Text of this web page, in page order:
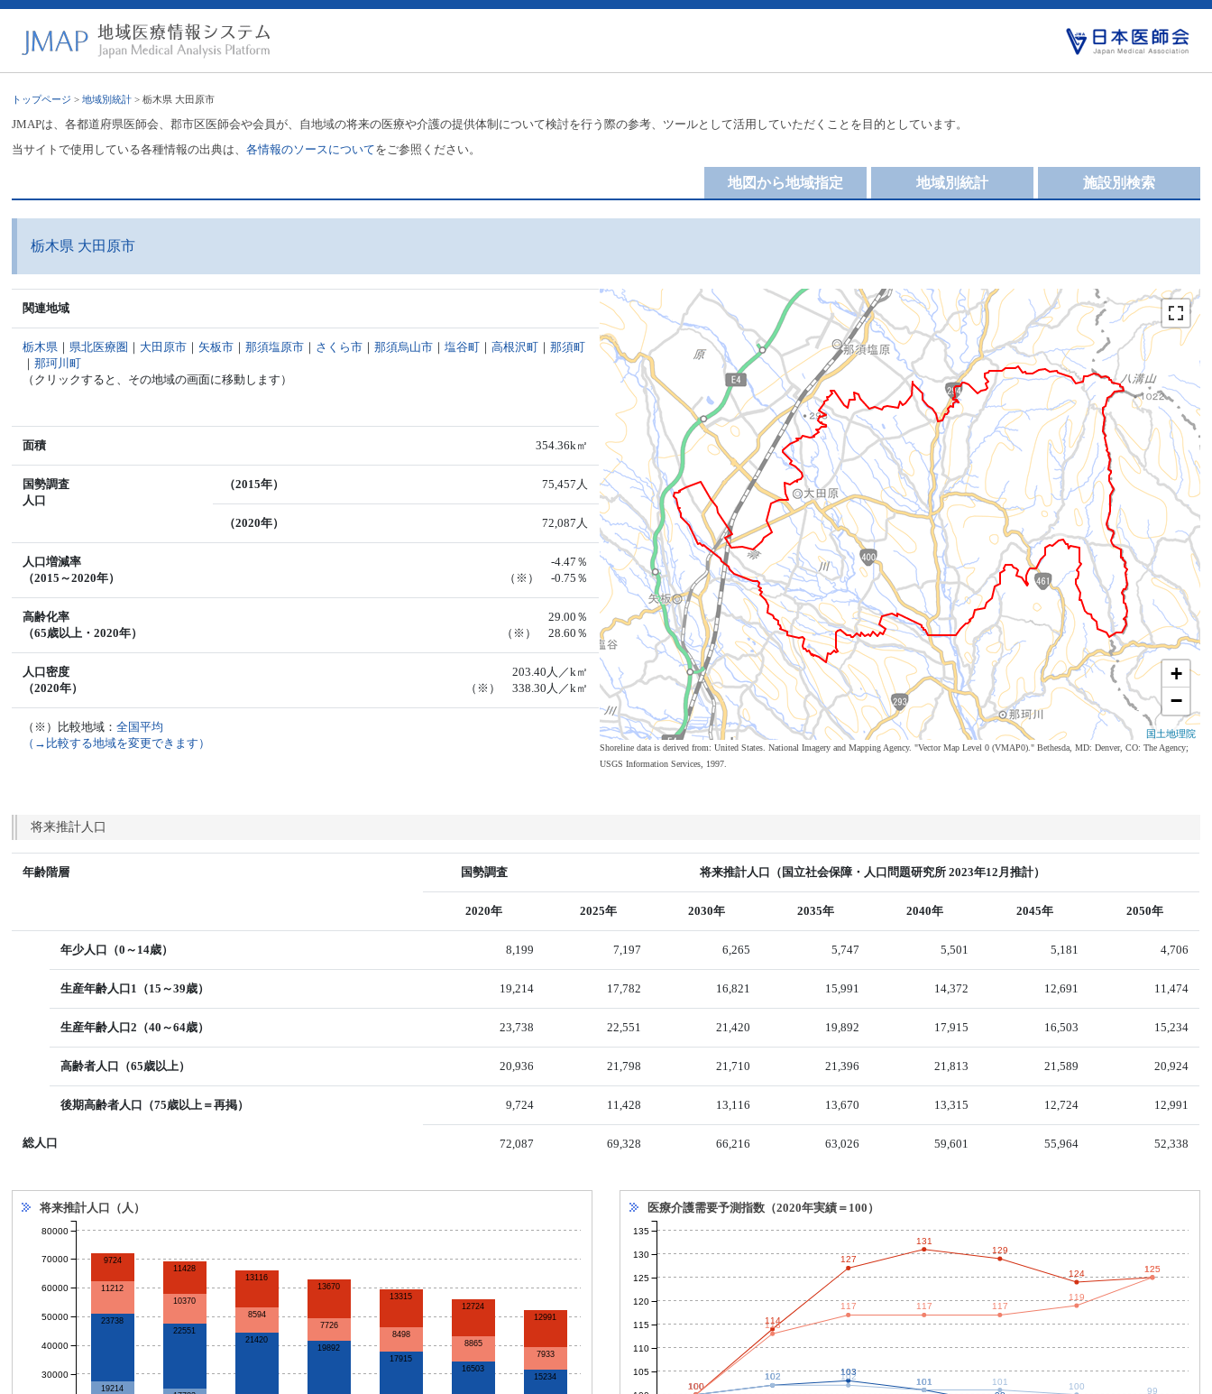
トップページ >地域別統計 > 栃木県 大田原市
JMAPは、各都道府県医師会、郡市区医師会や会員が、自地域の将来の医療や介護の提供体制について検討を行う際の参考、ツールとして活用していただくことを目的としています。
当サイトで使用している各種情報の出典は、各情報のソースについてをご参照ください。
施設別検索
地域別統計
地図から地域指定
栃木県 大田原市
関連地域
栃木県 ｜ 県北医療圏 ｜ 大田原市 ｜ 矢板市 ｜那須塩原市 ｜ さくら市 ｜那須烏山市 ｜塩谷町 ｜高根沢町 ｜那須町
｜那珂川町
（クリックすると、その地域の画面に移動します）
面積 354.36k㎡
国勢調査
人口
（2015年） 75,457人
（2020年） 72,087人
人口増減率
（2015～2020年）
-4.47％
（※） -0.75％
高齢化率
（65歳以上・2020年）
29.00％
（※） 28.60％
人口密度
（2020年）
203.40人／k㎡
（※） 338.30人／k㎡
（※）比較地域：全国平均
（→比較する地域を変更できます）
+
−
国土地理院
Shoreline data is derived from: United States. National Imagery and Mapping Agency. "Vector Map Level 0 (VMAP0)." Bethesda, MD: Denver, CO: The Agency;
USGS Information Services, 1997.
将来推計人口
年齢階層 国勢調査 将来推計人口（国立社会保障・人口問題研究所 2023年12月推計）
2020年 2025年 2030年 2035年 2040年 2045年 2050年
年少人口（0～14歳） 8,199 7,197 6,265 5,747 5,501 5,181 4,706
生産年齢人口1（15～39歳） 19,214 17,782 16,821 15,991 14,372 12,691 11,474
生産年齢人口2（40～64歳） 23,738 22,551 21,420 19,892 17,915 16,503 15,234
高齢者人口（65歳以上） 20,936 21,798 21,710 21,396 21,813 21,589 20,924
後期高齢者人口（75歳以上＝再掲） 9,724 11,428 13,116 13,670 13,315 12,724 12,991
総人口 72,087 69,328 66,216 63,026 59,601 55,964 52,338
将来推計人口（人）
19214
23738
22551
21420
19892
17915
16503
15234
11212
10370
8594
7726
8498
8865
7933
9724
11428
13116
13670
13315
12724
12991
30000
40000
50000
60000
70000
80000
医療介護需要予測指数（2020年実績＝100）
100
102
103
101
100
102 102 101 101 100 99
100
114
127
131
129
124 125
100
113
117 117 117
119
125
105
110
115
120
125
130
135